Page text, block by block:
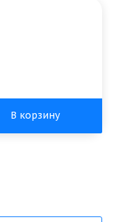
В корзину